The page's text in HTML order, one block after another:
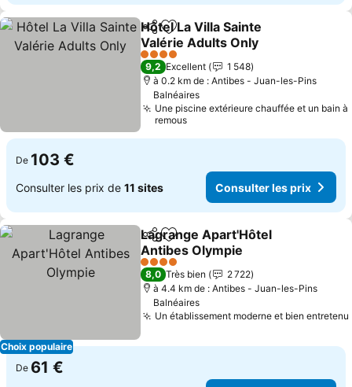
PartagerAjouter à mes favoris
Hôtel La Villa Sainte
Valérie Adults Only
Consulter les prix
4 Étoiles
9,2 Excellent
1 548
à 0.2 km de : Antibes - Juan-les-Pins
Balnéaires
Une piscine extérieure chauffée et un bain à
remous
De 103 €
Consulter les prix de 11 sites Consulter les prix
Choix populaire
PartagerAjouter à mes favoris
Lagrange Apart'Hôtel
Antibes Olympie
Consulter les prix
4 Étoiles
8,0 Très bien
2 722
à 4.4 km de : Antibes - Juan-les-Pins
Balnéaires
Un établissement moderne et bien entretenu
De 61 €